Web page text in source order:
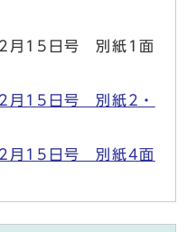
月15日号 別紙1面
月15日号 別紙2・
月15日号 別紙4面